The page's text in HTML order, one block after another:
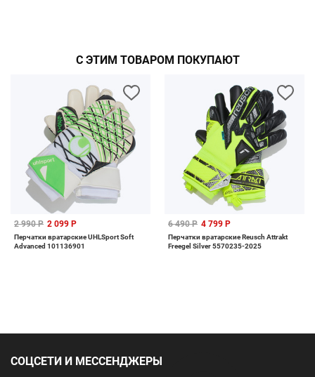
С ЭТИМ ТОВАРОМ ПОКУПАЮТ
2 990 Р 2 099 Р
Перчатки вратарские UHLSport Soft
Advanced 101136901
6 490 Р 4 799 Р
Перчатки вратарские Reusch Attrakt
Freegel Silver 5570235-2025
СОЦСЕТИ И МЕССЕНДЖЕРЫ